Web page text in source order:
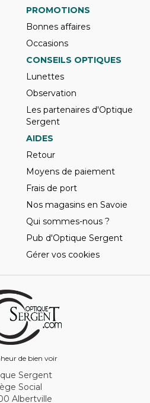
de bien voir
PROMOTIONS
Bonnes affaires
Occasions
CONSEILS OPTIQUES
Lunettes
Observation
Les partenaires d'Optique
Sergent
AIDES
Retour
Moyens de paiement
Frais de port
Nos magasins en Savoie
Qui sommes-nous ?
Pub d'Optique Sergent
Gérer vos cookies
Sergent
Social
Albertville